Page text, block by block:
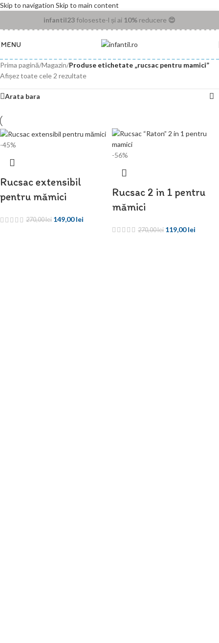
Skip to navigation Skip to main content
infantil23 foloseste-l și ai 10% reducere 😍
MENU
Prima pagină/Magazin/Produse etichetate „rucsac pentru mamici”
Afișez toate cele 2 rezultate
Arata bara
-45%
Rucsac extensibil
pentru mămici
270,00lei 149,00lei
-56%
Rucsac 2 in 1 pentru
mămici
270,00lei 119,00lei